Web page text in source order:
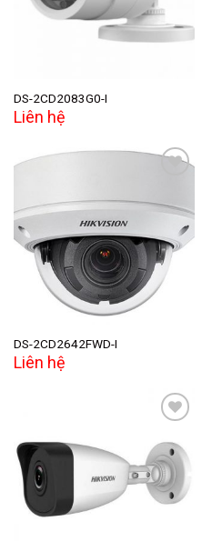
DS-2CD2083G0-I
Liên hệ
Add to
wishlist
DS-2CD2642FWD-I
Liên hệ
Add to
wishlist